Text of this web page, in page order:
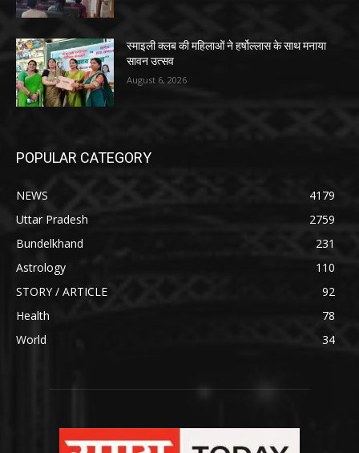
स्माइली क्लब की महिलाओं ने हर्षोल्लास के साथ मनाया
सावन उत्सव
August 6, 2026
POPULAR CATEGORY
NEWS
4179
Uttar Pradesh
2759
Bundelkhand
231
Astrology
110
STORY / ARTICLE
92
Health
78
World
34